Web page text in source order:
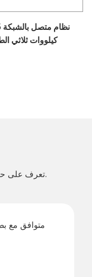
كيلووات ثلاثي
تعرف على حلولنا الأكثر كفاءة وأمانًا لحماية الدوائر واستخدمها.
متوافق مع